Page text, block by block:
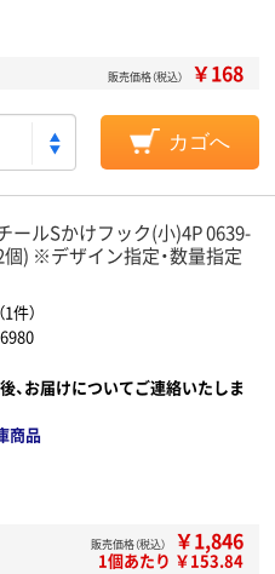
販売価格（税込） ￥168
カゴへ
ールSかけフック(小)4P 0639-
) ※デザイン指定・数量指定
（1件）
、お届けについてご連絡いたしま
商品
販売価格（税込） ￥1,846
1個あたり ￥153.84